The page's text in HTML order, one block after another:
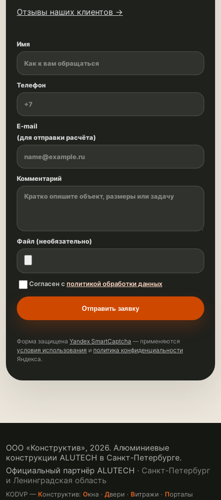
Отзывы наших клиентов →
Имя
Телефон
E-mail
(для отправки расчёта)
Комментарий
Файл (необязательно)
Согласен с политикой обработки данных
Отправить заявку
Форма защищена Yandex SmartCaptcha — применяются
условия использования и политика конфиденциальности
Яндекса.
ООО «Конструктив», 2026. Алюминиевые
конструкции ALUTECH в Санкт-Петербурге.
Официальный партнёр ALUTECH · Санкт-Петербург
и Ленинградская область
KODVP — Конструктив: Окна · Двери · Витражи · Порталы